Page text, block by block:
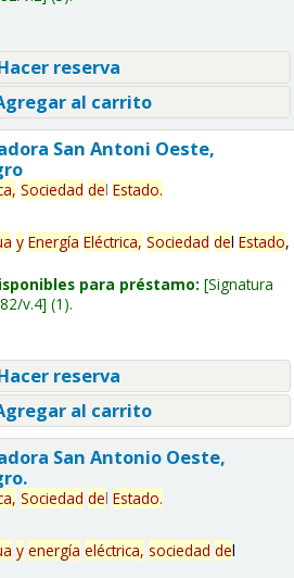
reserva
al carrito
San Antoni Oeste,
Sociedad del Estado.
y Energía Eléctrica, Sociedad del Estado,
para préstamo: Signatura
v.4 (1).
reserva
al carrito
San Antonio Oeste,
Sociedad del Estado.
y energía eléctrica, sociedad del